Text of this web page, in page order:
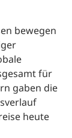
bewegen
für
gaben die
heute